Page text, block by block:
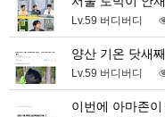
Lv.59 버디버디
양산 기온 닷새
Lv.59 버디버디
이번에 아마존